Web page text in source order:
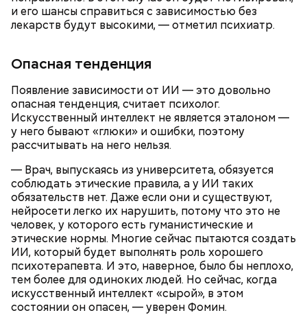
и его шансы справиться с зависимостью без
лекарств будут высокими, — отметил психиатр.
Опасная тенденция
Появление зависимости от ИИ — это довольно
опасная тенденция, считает психолог.
Искусственный интеллект не является эталоном —
у него бывают «глюки» и ошибки, поэтому
рассчитывать на него нельзя.
— Врач, выпускаясь из университета, обязуется
соблюдать этические правила, а у ИИ таких
обязательств нет. Даже если они и существуют,
нейросети легко их нарушить, потому что это не
человек, у которого есть гуманистические и
этические нормы. Многие сейчас пытаются создать
ИИ, который будет выполнять роль хорошего
психотерапевта. И это, наверное, было бы неплохо,
тем более для одиноких людей. Но сейчас, когда
искусственный интеллект «сырой», в этом
состоянии он опасен, — уверен Фомин.
Спагетти из кабачков
Ингредиенты:
Терапевт Кондрахин назвал
продукты и напитки, которые
выводят токсины из организма
Ранние плоды, по словам врача, лучше не есть:
Чистит сосуды и защищает от
рака: чем полезен кресс-салат